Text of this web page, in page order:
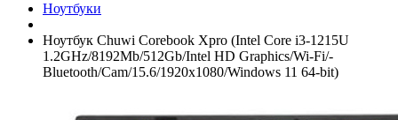
Ноутбуки
Ноутбук Chuwi Corebook Xpro (Intel Core i3-1215U
1.2GHz/­8192Mb/­512Gb/­Intel HD Graphics/­Wi-Fi/­
Bluetooth/­Cam/­15.6/­1920x1080/­Windows 11 64-bit)